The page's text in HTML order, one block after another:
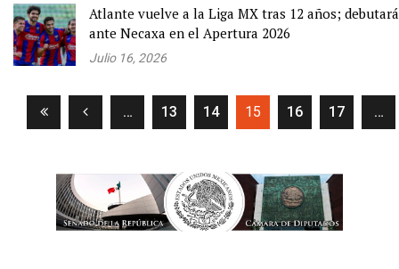
Atlante vuelve a la Liga MX tras 12 años; debutará
ante Necaxa en el Apertura 2026
Julio 16, 2026
… 13 14 15 (current)
16 17 …